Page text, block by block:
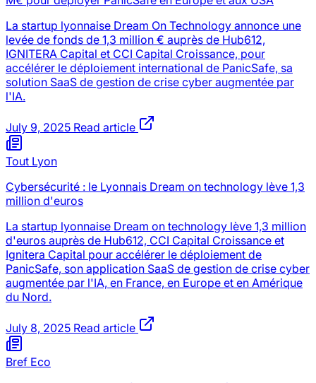
La startup lyonnaise Dream On Technology annonce une
levée de fonds de 1,3 million € auprès de Hub612,
IGNITERA Capital et CCI Capital Croissance, pour
accélérer le déploiement international de PanicSafe, sa
solution SaaS de gestion de crise cyber augmentée par
l'IA.
July 9, 2025 Read article
Tout Lyon
Cybersécurité : le Lyonnais Dream on technology lève 1,3
million d'euros
La startup lyonnaise Dream on technology lève 1,3 million
d'euros auprès de Hub612, CCI Capital Croissance et
Ignitera Capital pour accélérer le déploiement de
PanicSafe, son application SaaS de gestion de crise cyber
augmentée par l'IA, en France, en Europe et en Amérique
du Nord.
July 8, 2025 Read article
Bref Eco